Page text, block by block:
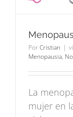
PorCristian |
Menopausia,
La
mujer en